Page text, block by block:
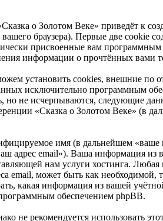
о Золотом Веке» приведёт к
браузера). Первые две cookie
присвоенные вам
информации о прочтённых
установить cookies, внешние
исключительно
не исчерпываются, следующие
«Сказка о Золотом Веке» (в
имя (в дальнейшем
адрес email»). Ваша информация из
нам услуги хостинга.
email, может быть как
какая информация из вашей
обеспечением phpBB.
рекомендуется использовать